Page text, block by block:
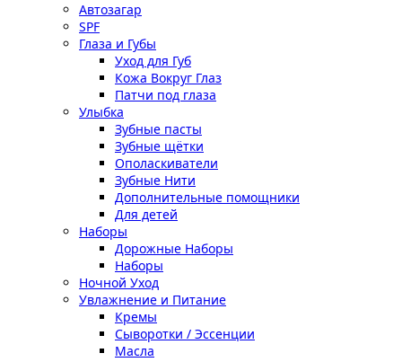
Автозагар
SPF
Глаза и Губы
Уход для Губ
Кожа Вокруг Глаз
Патчи под глаза
Улыбка
Зубные пасты
Зубные щётки
Ополаскиватели
Зубные Нити
Дополнительные помощники
Для детей
Наборы
Дорожные Наборы
Наборы
Ночной Уход
Увлажнение и Питание
Кремы
Сыворотки / Эссенции
Масла